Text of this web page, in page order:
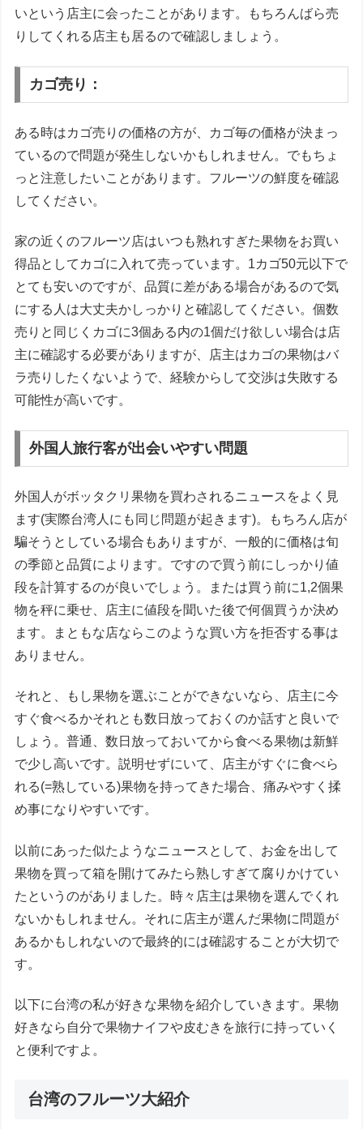
いという店主に会ったことがあります。もちろんばら売
りしてくれる店主も居るので確認しましょう。
カゴ売り：
ある時はカゴ売りの価格の方が、カゴ毎の価格が決まっ
ているので問題が発生しないかもしれません。でもちょ
っと注意したいことがあります。フルーツの鮮度を確認
してください。
家の近くのフルーツ店はいつも熟れすぎた果物をお買い
得品としてカゴに入れて売っています。1カゴ50元以下で
とても安いのですが、品質に差がある場合があるので気
にする人は大丈夫かしっかりと確認してください。個数
売りと同じくカゴに3個ある内の1個だけ欲しい場合は店
主に確認する必要がありますが、店主はカゴの果物はバ
ラ売りしたくないようで、経験からして交渉は失敗する
可能性が高いです。
外国人旅行客が出会いやすい問題
外国人がボッタクリ果物を買わされるニュースをよく見
ます(実際台湾人にも同じ問題が起きます)。もちろん店が
騙そうとしている場合もありますが、一般的に価格は旬
の季節と品質によります。ですので買う前にしっかり値
段を計算するのが良いでしょう。または買う前に1,2個果
物を秤に乗せ、店主に値段を聞いた後で何個買うか決め
ます。まともな店ならこのような買い方を拒否する事は
ありません。
それと、もし果物を選ぶことができないなら、店主に今
すぐ食べるかそれとも数日放っておくのか話すと良いで
しょう。普通、数日放っておいてから食べる果物は新鮮
で少し高いです。説明せずにいて、店主がすぐに食べら
れる(=熟している)果物を持ってきた場合、痛みやすく揉
め事になりやすいです。
以前にあった似たようなニュースとして、お金を出して
果物を買って箱を開けてみたら熟しすぎて腐りかけてい
たというのがありました。時々店主は果物を選んでくれ
ないかもしれません。それに店主が選んだ果物に問題が
あるかもしれないので最終的には確認することが大切で
す。
以下に台湾の私が好きな果物を紹介していきます。果物
好きなら自分で果物ナイフや皮むきを旅行に持っていく
と便利ですよ。
台湾のフルーツ大紹介